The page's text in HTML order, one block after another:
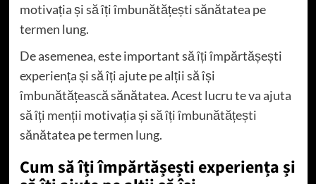
motivația și să îți îmbunătățești sănătatea pe
termen lung.
De asemenea, este important să îți împărtășești
experiența și să îți ajute pe alții să își
îmbunătățească sănătatea. Acest lucru te va ajuta
să îți menții motivația și să îți îmbunătățești
sănătatea pe termen lung.
Cum să îți împărtășești experiența și